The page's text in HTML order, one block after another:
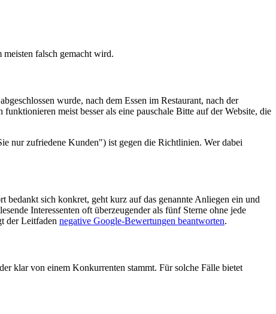
falsch gemacht wird.
wurde, nach dem Essen im Restaurant, nach der
meist besser als eine pauschale Bitte auf der Website, die
nur zufriedene Kunden") ist gegen die Richtlinien. Wer dabei
sich konkret, geht kurz auf das genannte Anliegen ein und
Interessenten oft überzeugender als fünf Sterne ohne jede
der Leitfaden negative Google-Bewertungen beantworten.
klar von einem Konkurrenten stammt. Für solche Fälle bietet